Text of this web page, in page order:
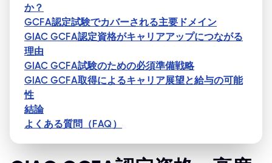
か？
GCFA認定試験でカバーされる主要ドメイン
GIAC GCFA認定資格がキャリアアップにつながる
理由
GIAC GCFA試験のための必須準備戦略
GIAC GCFA取得によるキャリア展望と給与の可能
性
結論
よくある質問（FAQ）